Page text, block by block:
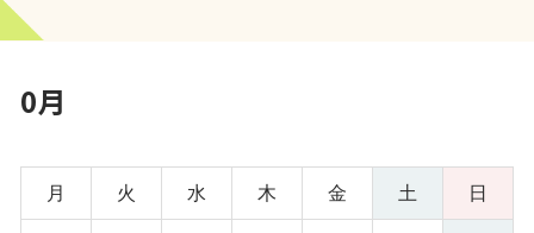
0月
月 火 水 木 金 土 日